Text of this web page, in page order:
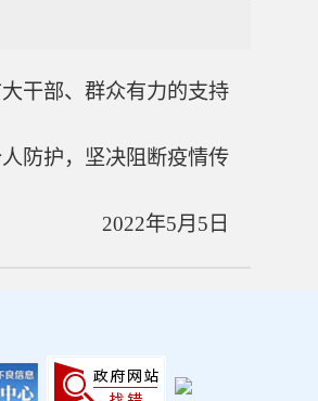
干部、群众有力的支持
防护，坚决阻断疫情传
2022年5月5日